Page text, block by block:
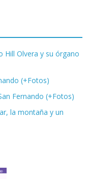
Hill Olvera y su órgano
(+Fotos)
Fernando (+Fotos)
la montaña y un